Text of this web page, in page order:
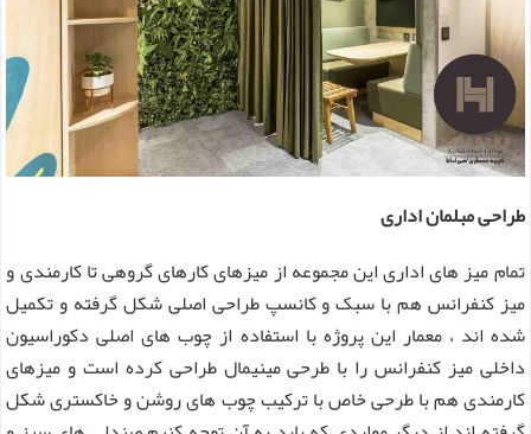
طراحی مبلمان اداری
تمام میز های اداری این مجموعه از میزهای کارهای گروهی تا کارمندی و
میز کنفرانس هم با سبک و کانسپ طراحی اصلی شکل گرفته و تکمیل
شده اند ، معمار این پروژه با استفاده از چوب های اصلی دکوراسیون
داخلی میز کنفرانس را با طرحی مینیمال طراحی کرده است و میزهای
کارمندی هم با طرحی خاص با ترکیب چوب های روشن و خاکستری شکل